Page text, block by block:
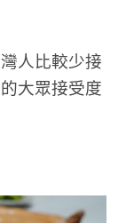
人比較少接
大眾接受度